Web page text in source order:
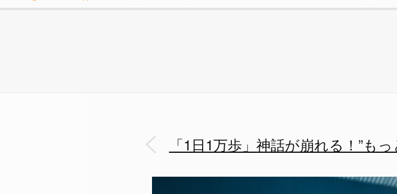
「1日1万歩」神話が崩れる！”も